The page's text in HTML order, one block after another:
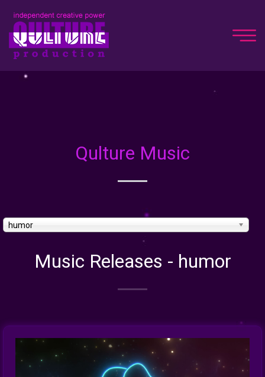
Qulture Music
humor
Music Releases - humor